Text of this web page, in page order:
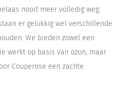
nooit meer volledig weg.
er gelukkig wel verschillende
We bieden zowel een
werkt op basis van ozon, maar
Couperose een zachte